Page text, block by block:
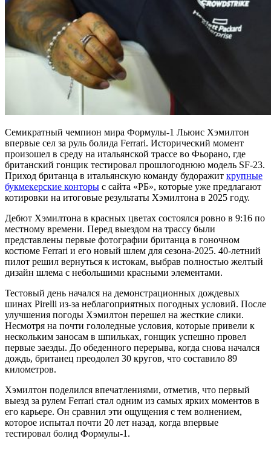
Семикратный чемпион мира Формулы-1 Льюис Хэмилтон
впервые сел за руль болида Ferrari. Исторический момент
произошел в среду на итальянской трассе во Фьорано, где
британский гонщик тестировал прошлогоднюю модель SF-23.
Приход британца в итальянскую команду будоражит крупные
букмекерские конторы с сайта «РБ», которые уже предлагают
котировки на итоговые результаты Хэмилтона в 2025 году.
Дебют Хэмилтона в красных цветах состоялся ровно в 9:16 по
местному времени. Перед выездом на трассу были
представлены первые фотографии британца в гоночном
костюме Ferrari и его новый шлем для сезона-2025. 40-летний
пилот решил вернуться к истокам, выбрав полностью желтый
дизайн шлема с небольшими красными элементами.
Тестовый день начался на демонстрационных дождевых
шинах Pirelli из-за неблагоприятных погодных условий. После
улучшения погоды Хэмилтон перешел на жесткие слики.
Несмотря на почти гололедные условия, которые привели к
нескольким заносам в шпильках, гонщик успешно провел
первые заезды. До обеденного перерыва, когда снова начался
дождь, британец преодолел 30 кругов, что составило 89
километров.
Хэмилтон поделился впечатлениями, отметив, что первый
выезд за рулем Ferrari стал одним из самых ярких моментов в
его карьере. Он сравнил эти ощущения с тем волнением,
которое испытал почти 20 лет назад, когда впервые
тестировал болид Формулы-1.